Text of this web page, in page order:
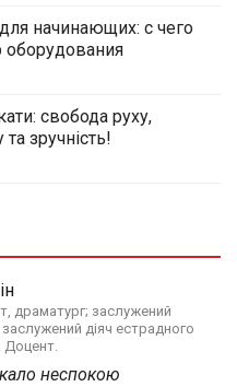
начинающих: с чего
оборудования
свобода руху,
зручність!
драматург; заслужений
заслужений діяч естрадного
Доцент.
неспокою